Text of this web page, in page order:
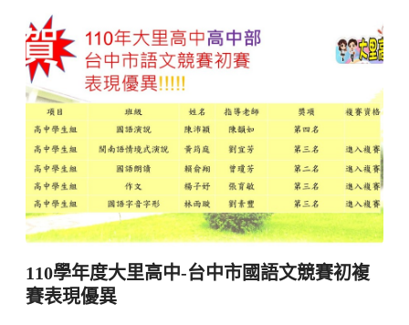
110學年度大里高中-台中市國語文競賽初複
賽表現優異